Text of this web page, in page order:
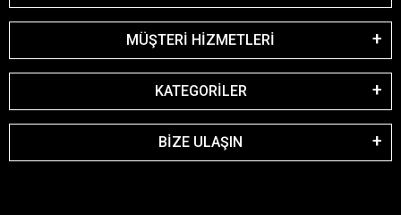
MÜŞTERİ HİZMETLERİ
KATEGORİLER
BİZE ULAŞIN